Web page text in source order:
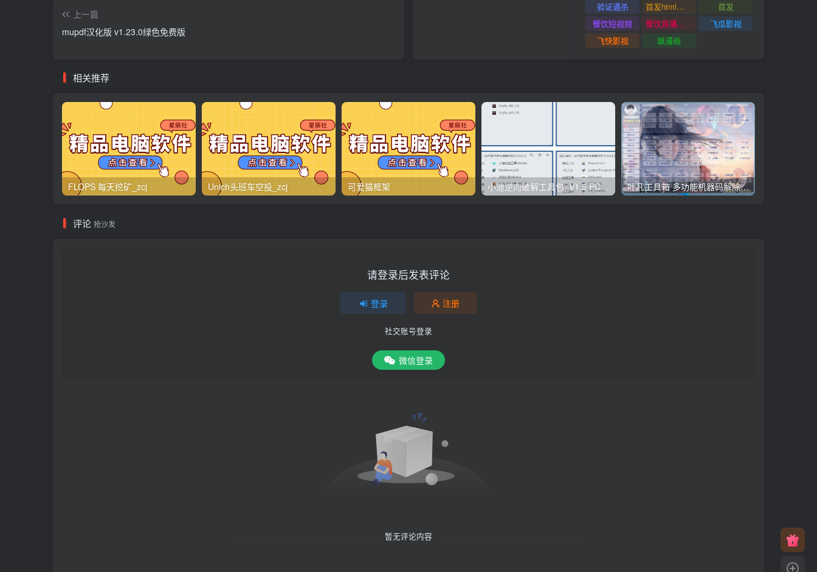
上一篇
mupdf汉化版 v1.23.0绿色免费版
下一篇
Dreamweaver MX 2004绿色精简版 v7.0中文版
相关推荐
FLOPS 每天挖矿_zcj Unich头班车空投_zcj 可爱猫框架 小迪逆向破解工具包_V1.5 PC绿色版 叶凡工具箱 多功能机器码解除工具包_V1.68 PC高级版
评论 抢沙发
请登录后发表评论
登录 注册
社交账号登录
微信登录
暂无评论内容
验证通杀
首发html小霸王游戏网站搭建项目
首发
餐饮短视频
餐饮直播引流
飞瓜影视
飞快影视
飒漫画